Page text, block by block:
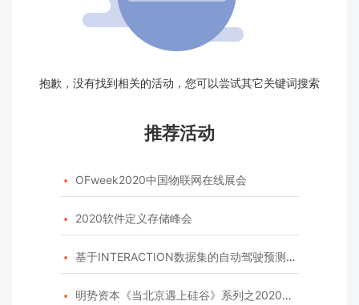
抱歉，没有找到相关的活动，您可以尝试其它关键词搜索
推荐活动
 OFweek2020中国物联网在线展会
 2020软件定义存储峰会
 基于INTERACTION数据集的自动驾驶预测模型挑战赛
 明势资本《当北京遇上硅谷》系列之2020年度开源峰会